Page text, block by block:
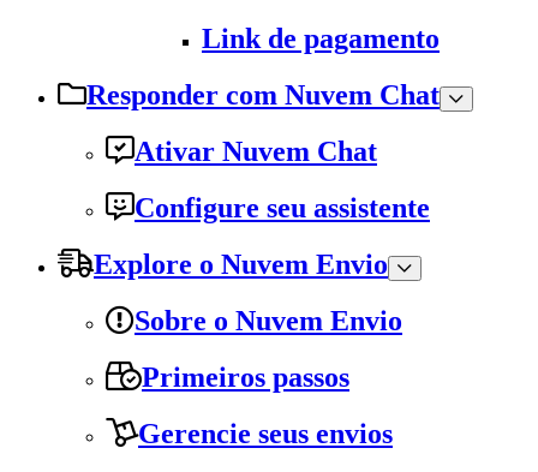
Link de pagamento
Responder com Nuvem Chat
Ativar Nuvem Chat
Configure seu assistente
Explore o Nuvem Envio
Sobre o Nuvem Envio
Primeiros passos
Gerencie seus envios